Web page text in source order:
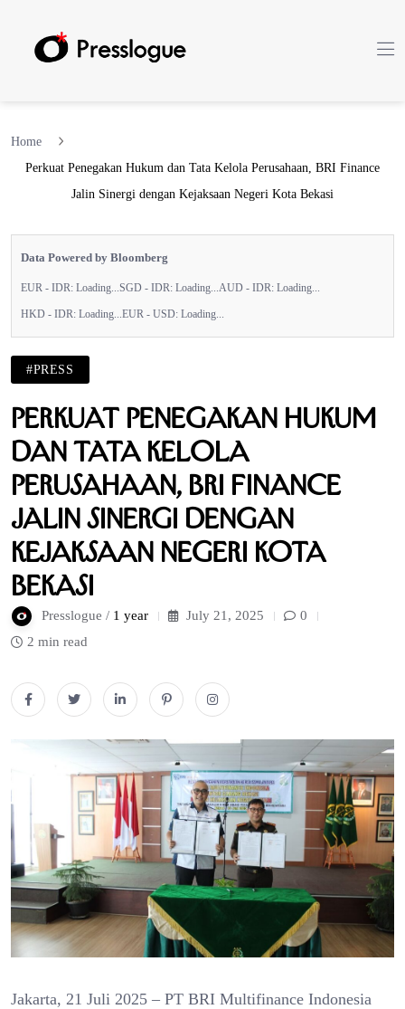
Home
Perkuat Penegakan Hukum dan Tata Kelola Perusahaan, BRI Finance
Jalin Sinergi dengan Kejaksaan Negeri Kota Bekasi
Data Powered by Bloomberg
EUR - IDR: Loading... SGD - IDR: Loading... AUD - IDR: Loading...
HKD - IDR: Loading... EUR - USD: Loading...
#PRESS
Perkuat Penegakan Hukum
dan Tata Kelola
Perusahaan, BRI Finance
Jalin Sinergi dengan
Kejaksaan Negeri Kota
Bekasi
Presslogue / 1 year July 21, 2025
0
2 min read
Jakarta, 21 Juli 2025 – PT BRI Multifinance Indonesia